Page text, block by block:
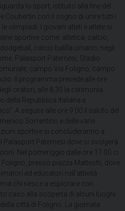
lo sport, istituito alla fine del
Coubertin con il sogno di unire tutti i
olimpiadi. I giovani atleti e atlete si
sportive come: atletica, calcio,
calcio balilla umano; negli
Palasport Paternesi, Stadio
campo Vis Foligno, campo
Il programma prevede alle ore
oratori, alle 8.30 la cerimonia
della Repubblica Italiana e
A seguire alle ore 9.00 il saluto del
Sorrentino e delle varie
sportive si concluderanno a
Palasport Paternesi dove si svolgerà
Nel pomeriggio dalle ore 17.00 ci
presso piazza Matteotti, dove
ed educatori nell’attività
chi riesce a esplorare con
caso alla scoperta di alcuni luoghi
città di Foligno. La giornata